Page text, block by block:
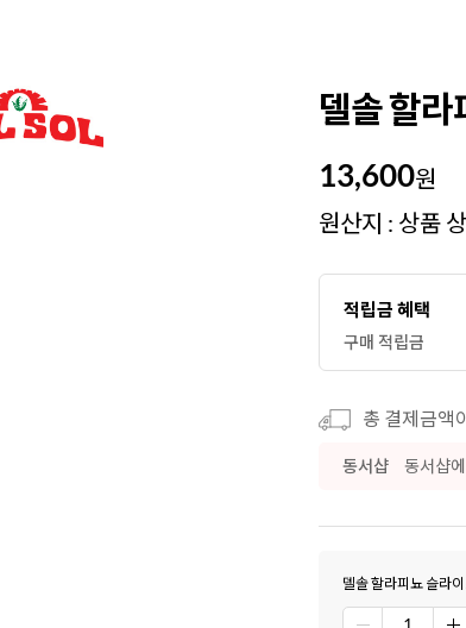
델솔 할
13,600원
원산지 : 상품
적립금 혜택
구매 적립금
총 결제금액
동서샵 동서샵
델솔 할라피뇨 슬라